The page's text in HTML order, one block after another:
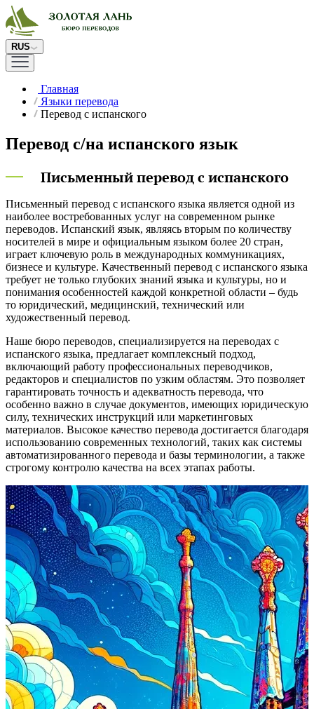
RUS
Главная
Языки перевода
Перевод с испанского
Перевод с/на испанского язык
Письменный перевод с испанского
Письменный перевод с испанского языка является одной из
наиболее востребованных услуг на современном рынке
переводов. Испанский язык, являясь вторым по количеству
носителей в мире и официальным языком более 20 стран,
играет ключевую роль в международных коммуникациях,
бизнесе и культуре. Качественный перевод с испанского языка
требует не только глубоких знаний языка и культуры, но и
понимания особенностей каждой конкретной области – будь
то юридический, медицинский, технический или
художественный перевод.
Наше бюро переводов, специализируется на переводах с
испанского языка, предлагает комплексный подход,
включающий работу профессиональных переводчиков,
редакторов и специалистов по узким областям. Это позволяет
гарантировать точность и адекватность перевода, что
особенно важно в случае документов, имеющих юридическую
силу, технических инструкций или маркетинговых
материалов. Высокое качество перевода достигается благодаря
использованию современных технологий, таких как системы
автоматизированного перевода и базы терминологии, а также
строгому контролю качества на всех этапах работы.